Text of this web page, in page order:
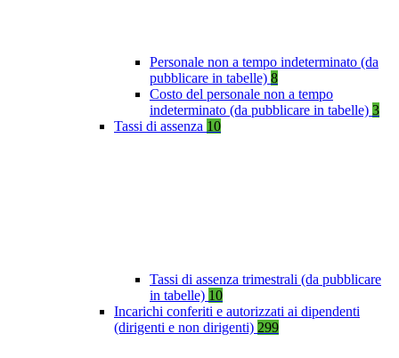
Personale non a tempo indeterminato (da
pubblicare in tabelle) 8
Costo del personale non a tempo
indeterminato (da pubblicare in tabelle) 3
Tassi di assenza 10
Tassi di assenza trimestrali (da pubblicare
in tabelle) 10
Incarichi conferiti e autorizzati ai dipendenti
(dirigenti e non dirigenti) 299